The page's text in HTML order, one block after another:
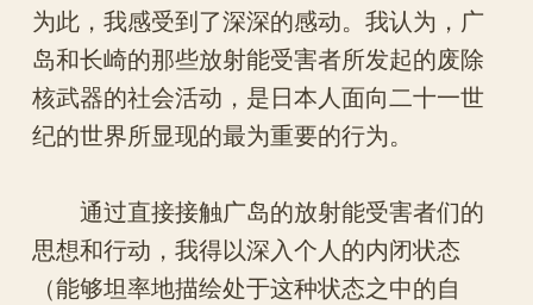
为此，我感受到了深深的感动。我认为，广
岛和长崎的那些放射能受害者所发起的废除
核武器的社会活动，是日本人面向二十一世
纪的世界所显现的最为重要的行为。
通过直接接触广岛的放射能受害者们的
思想和行动，我得以深入个人的内闭状态
（能够坦率地描绘处于这种状态之中的自